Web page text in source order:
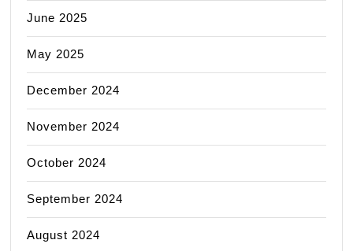
June 2025
May 2025
December 2024
November 2024
October 2024
September 2024
August 2024